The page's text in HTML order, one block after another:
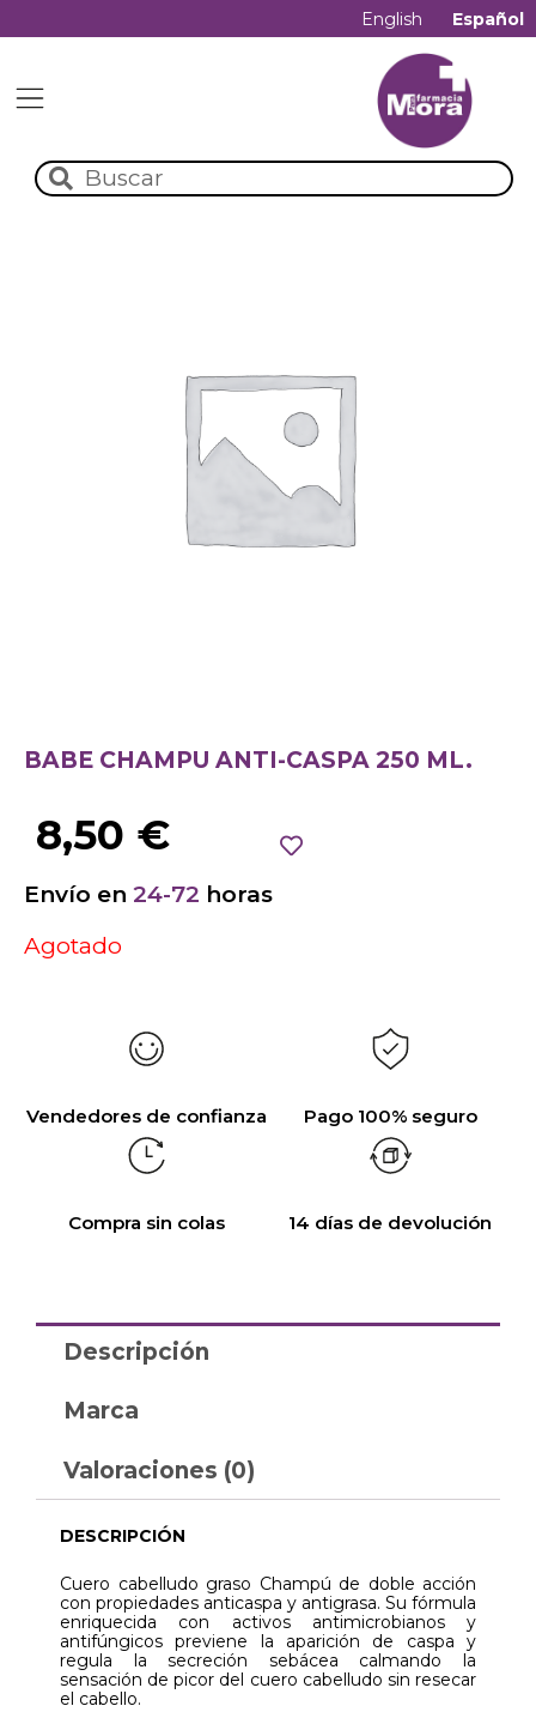
English Español
BABE CHAMPU ANTI-CASPA 250 ML.
8,50 €
Envío en 24-72 horas
Agotado
Vendedores de confianza Pago 100% seguro
Compra sin colas 14 días de devolución
Descripción
Marca
Valoraciones (0)
DESCRIPCIÓN
Cuero cabelludo graso Champú de doble acción
con propiedades anticaspa y antigrasa. Su fórmula
enriquecida con activos antimicrobianos y
antifúngicos previene la aparición de caspa y
regula la secreción sebácea calmando la
sensación de picor del cuero cabelludo sin resecar
el cabello.